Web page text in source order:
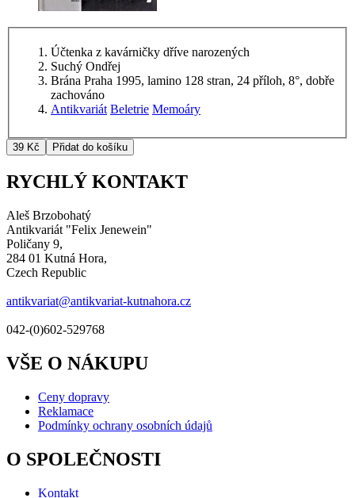
Účtenka z kavárničky dříve narozených
Suchý Ondřej
Brána Praha 1995, lamino 128 stran, 24 příloh, 8°, dobře
zachováno
Antikvariát Beletrie Memoáry
RYCHLÝ KONTAKT
Aleš Brzobohatý
Antikvariát "Felix Jenewein"
Poličany 9,
284 01 Kutná Hora,
Czech Republic
antikvariat@antikvariat-kutnahora.cz
042-(0)602-529768
VŠE O NÁKUPU
Ceny dopravy
Reklamace
Podmínky ochrany osobních údajů
O SPOLEČNOSTI
Kontakt